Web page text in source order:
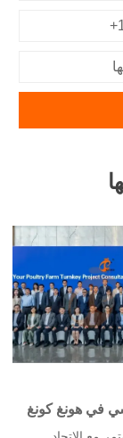
في هونغ كونغ
الدواجن